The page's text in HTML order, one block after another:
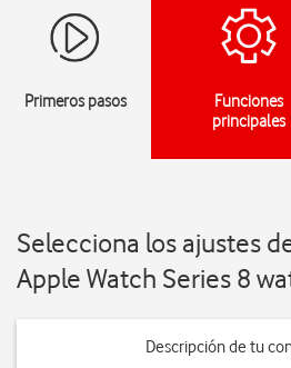
Primeros pasos
Funciones
principales
Selecciona los ajustes
Apple Watch Series 8
Descripción de tu